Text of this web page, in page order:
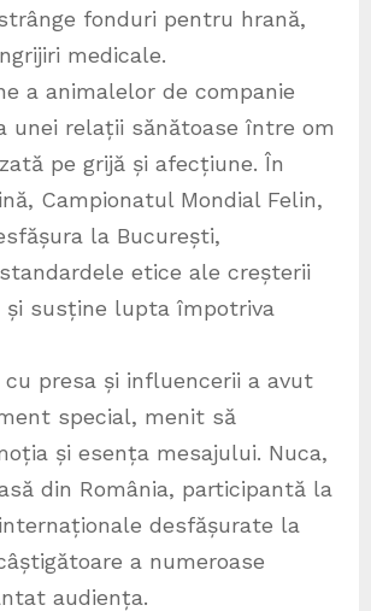
fonduri pentru hrană,
medicale.
a animalelor de companie
unei relații sănătoase între om
pe grijă și afecțiune. În
Campionatul Mondial Felin,
la București,
etice ale creșterii
și susține lupta împotriva
presa și influencerii a avut
special, menit să
și esența mesajului. Nuca,
din România, participantă la
desfășurate la
a numeroase
audiența.